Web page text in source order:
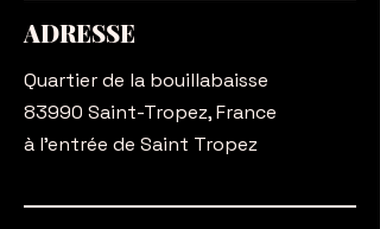
ADRESSE
Quartier de la bouillabaisse
83990 Saint-Tropez, France
à l'entrée de Saint Tropez